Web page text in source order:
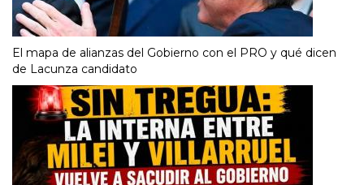
El mapa de alianzas del Gobierno con el PRO y qué dicen
de Lacunza candidato